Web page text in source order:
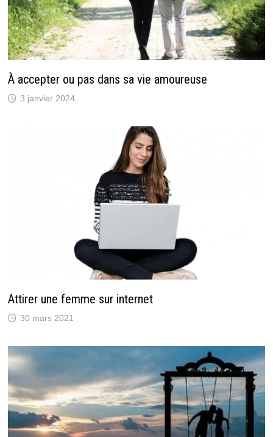
À accepter ou pas dans sa vie amoureuse
3 janvier 2024
Attirer une femme sur internet
30 mars 2021